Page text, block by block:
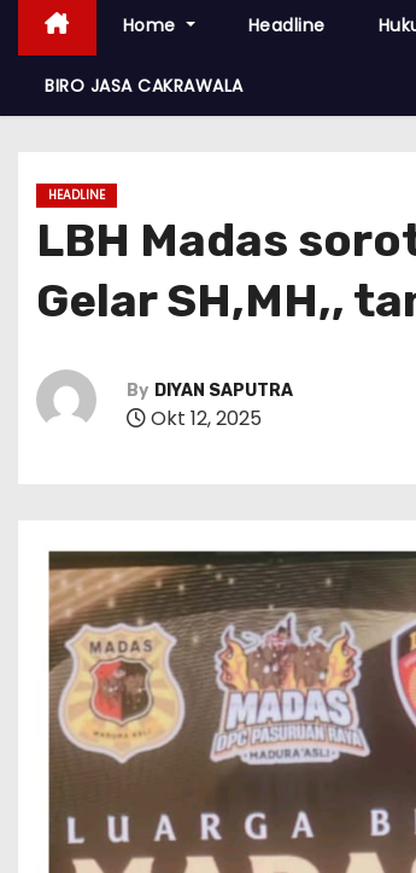
Home Headline
BIRO JASA CAKRAWALA
HEADLINE
LBH Madas
Gelar SH,MH,,
By DIYAN SAPUTRA
Okt 12, 2025